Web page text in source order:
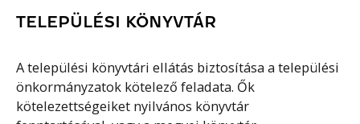
TELEPÜLÉSI KÖNYVTÁR
A települési könyvtári ellátás biztosítása a települési
önkormányzatok kötelező feladata. Ők
kötelezettségeiket nyilvános könyvtár